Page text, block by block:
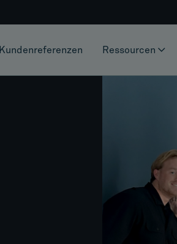
Kundenreferenzen Ressourcen